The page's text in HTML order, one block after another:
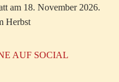
am 18. November 2026.
Herbst
AUF SOCIAL